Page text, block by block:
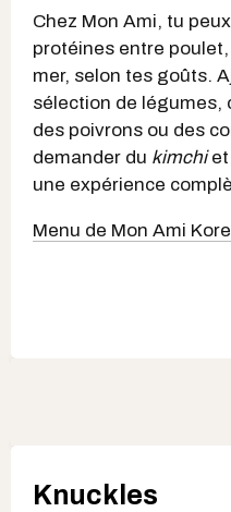
Chez Mon Ami, tu
protéines entre
mer, selon tes goûts.
sélection de légumes,
des poivrons ou des
demander du kimchiet
une expérience
Menu de Mon Ami
Knuckles